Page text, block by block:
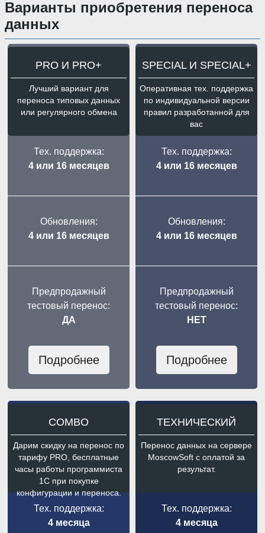
Варианты приобретения переноса
данных
PRO И PRO+
Лучший вариант для
переноса типовых данных
или регулярного обмена
Тех. поддержка:
4 или 16 месяцев
Обновления:
4 или 16 месяцев
Предпродажный
тестовый перенос:
ДА
Подробнее
SPECIAL И SPECIAL+
Оперативная тех. поддержка
по индивидуальной версии
правил разработанной для
вас
Тех. поддержка:
4 или 16 месяцев
Обновления:
4 или 16 месяцев
Предпродажный
тестовый перенос:
НЕТ
Подробнее
COMBO
Дарим скидку на перенос по
тарифу PRO, бесплатные
часы работы программиста
1С при покупке
конфигурации и переноса.
Тех. поддержка:
4 месяца
ТЕХНИЧЕСКИЙ
Перенос данных на сервере
MoscowSoft с оплатой за
результат.
Тех. поддержка:
4 месяца